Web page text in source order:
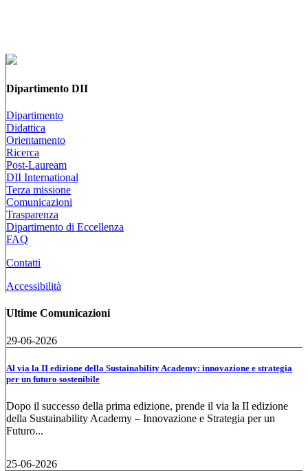
Dipartimento DII
Dipartimento
Didattica
Orientamento
Ricerca
Post-Lauream
DII International
Terza missione
Comunicazioni
Trasparenza
Dipartimento di Eccellenza
FAQ
Contatti
Accessibilità
Ultime Comunicazioni
29-06-2026
Al via la II edizione della Sustainability Academy: innovazione e strategia
per un futuro sostenibile
Dopo il successo della prima edizione, prende il via la II edizione
della Sustainability Academy – Innovazione e Strategia per un
Futuro...
25-06-2026